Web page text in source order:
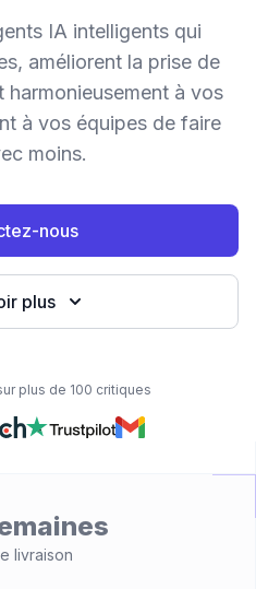
IA intelligents qui
améliorent la prise de
harmonieusement à vos
à vos équipes de faire
moins.
nous
plus
plus de 100 critiques
livraison